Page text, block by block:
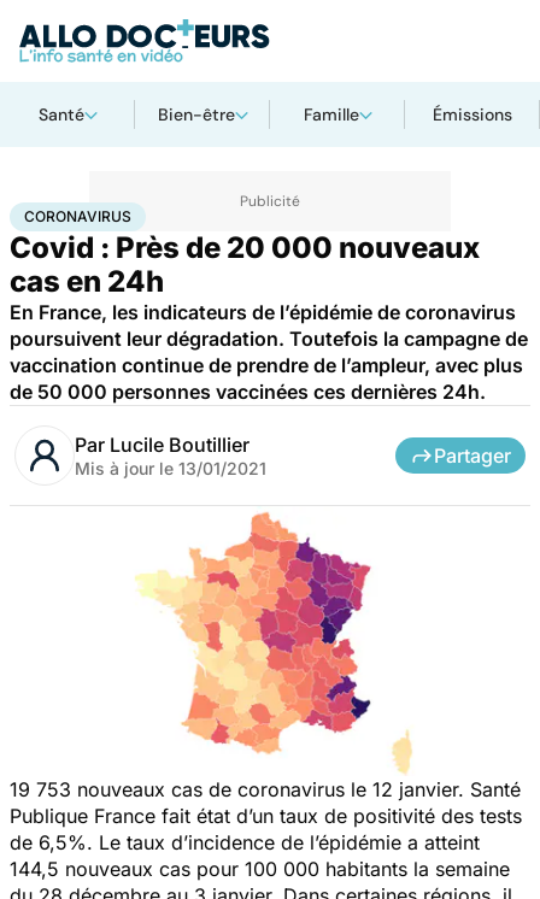
Santé Bien-être Famille Émissions
AccueilSantéCoronavirus
CORONAVIRUS
Covid : Près de 20 000 nouveaux
cas en 24h
En France, les indicateurs de l’épidémie de coronavirus
poursuivent leur dégradation. Toutefois la campagne de
vaccination continue de prendre de l’ampleur, avec plus
de 50 000 personnes vaccinées ces dernières 24h.
Par Lucile Boutillier
Mis à jour le 13/01/2021
Partager
19 753 nouveaux cas de coronavirus le 12 janvier. Santé
Publique France fait état d’un taux de positivité des tests
de 6,5%. Le taux d’incidence de l’épidémie a atteint
144,5 nouveaux cas pour 100 000 habitants la semaine